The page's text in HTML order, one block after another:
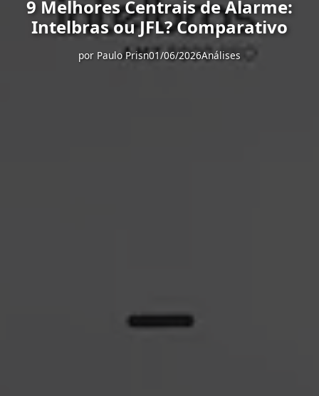
9 Melhores Centrais de Alarme:
Intelbras ou JFL? Comparativo
por Paulo Prisn01/06/2026Análises